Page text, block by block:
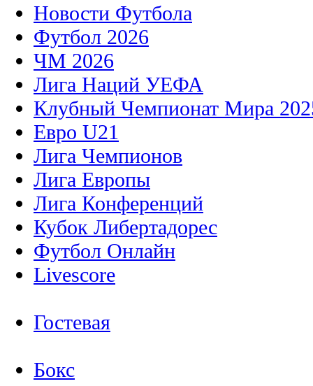
Новости Футбола
Футбол 2026
ЧМ 2026
Лига Наций УЕФА
Клубный Чемпионат Мира
Евро U21
Лига Чемпионов
Лига Европы
Лига Конференций
Кубок Либертадорес
Футбол Онлайн
Livescore
Гостевая
Бокс